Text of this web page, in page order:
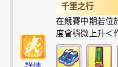
千里之行
在競賽中期若位
度會稍微上升＜